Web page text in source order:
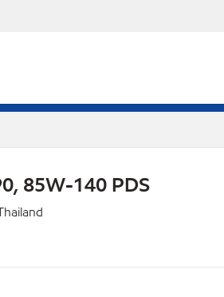
85W-140 PDS